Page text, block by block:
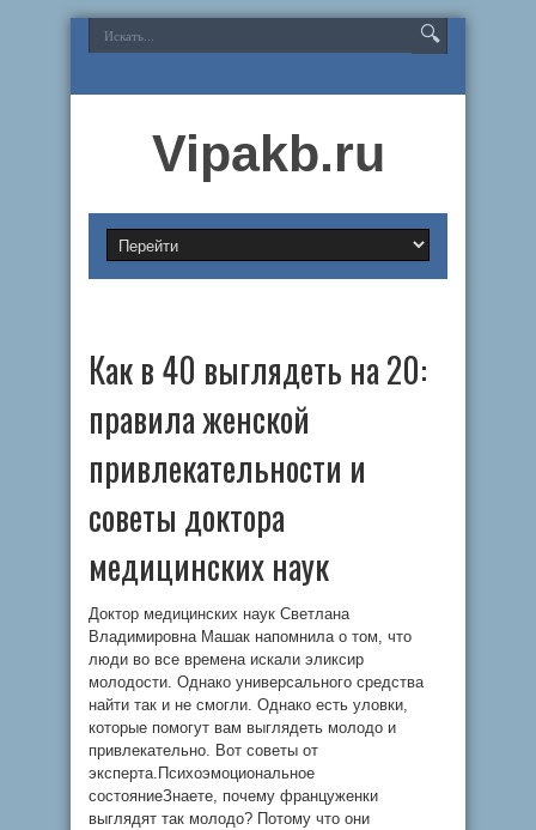
Vipakb.ru
Как в 40 выглядеть на 20:
правила женской
привлекательности и
советы доктора
медицинских наук
Доктор медицинских наук Светлана
Владимировна Машак напомнила о том, что
люди во все времена искали эликсир
молодости. Однако универсального средства
найти так и не смогли. Однако есть уловки,
которые помогут вам выглядеть молодо и
привлекательно. Вот советы от
эксперта.Психоэмоциональное
состояниеЗнаете, почему француженки
выглядят так молодо? Потому что они